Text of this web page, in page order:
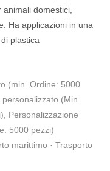
domestici,
Ha applicazioni in una
plastica
(min. Ordine: 5000
(Min.
Personalizzazione
5000 pezzi)
marittimo · Trasporto